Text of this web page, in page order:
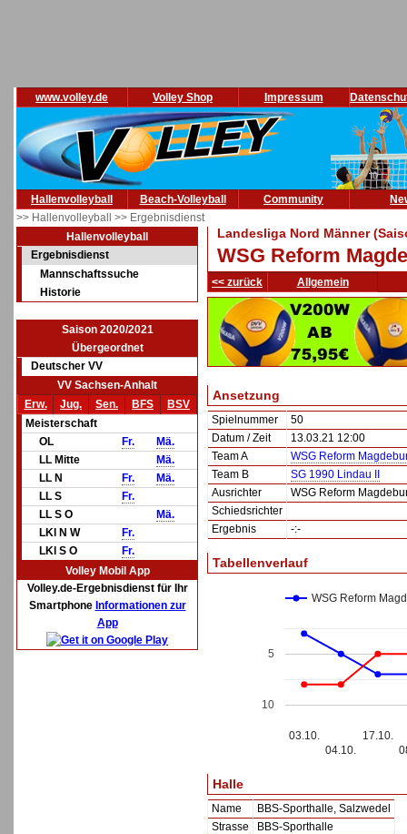
www.volley.de Volley Shop Impressum
Hallenvolleyball Beach-Volleyball Community
>> Hallenvolleyball >> Ergebnisdienst
Hallenvolleyball
Ergebnisdienst
Mannschaftssuche
Historie
Saison 2020/2021
Übergeordnet
Deutscher VV
VV Sachsen-Anhalt
Erw.
Jug. Sen. BFS
BSV
Meisterschaft
OL
Fr.
Mä.
LL Mitte
Mä.
LL N
Fr.
Mä.
LL S
Fr.
LL S O
Mä.
LKl N W
Fr.
LKl S O
Fr.
Volley Mobil App
Volley.de-Ergebnisdienst für Ihr
Smartphone Informationen zur
App
Landesliga Nord Männer
WSG Reform
<< zurück Allgemein
Ansetzung
Spielnummer
50
Datum / Zeit
13.03.21 12:00
Team A
WSG Reform
Team B
SG 1990 Lindau II
Ausrichter
WSG Reform
Schiedsrichter
Ergebnis
-:-
Tabellenverlauf
WSG Reform
03.10.
04.10.
17.10.
5
10
Halle
Name
BBS-Sporthalle, Salzwedel
Strasse
BBS-Sporthalle